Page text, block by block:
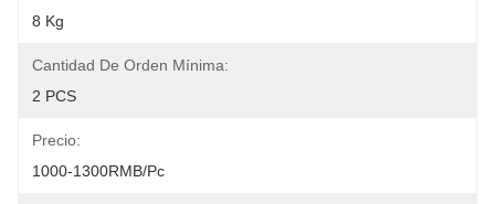
8 Kg
Cantidad De Orden Mínima:
2 PCS
Precio:
1000-1300RMB/Pc